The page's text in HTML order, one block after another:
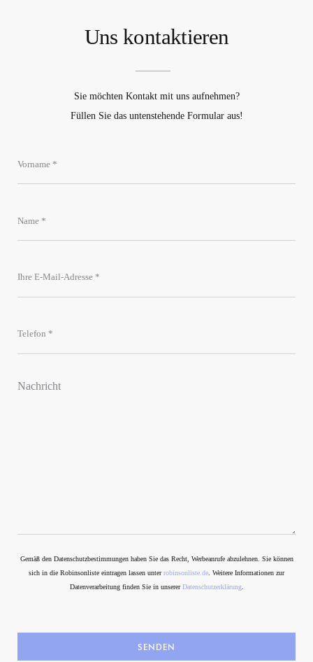
Uns kontaktieren
Sie möchten Kontakt mit uns aufnehmen?
Füllen Sie das untenstehende Formular aus!
Gemäß den Datenschutzbestimmungen haben Sie das Recht, Werbeanrufe abzulehnen. Sie können
sich in die Robinsonliste eintragen lassen unterrobinsonliste.de . Weitere Informationen zur
Datenverarbeitung finden Sie in unsererDatenschutzerklärung